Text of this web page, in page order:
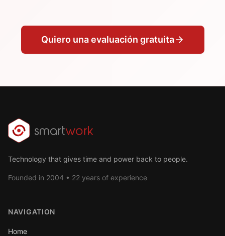
Quiero una evaluación gratuita
Technology that gives time and power back to people.
Founded in 2004 • 22 years of experience
NAVIGATION
Home